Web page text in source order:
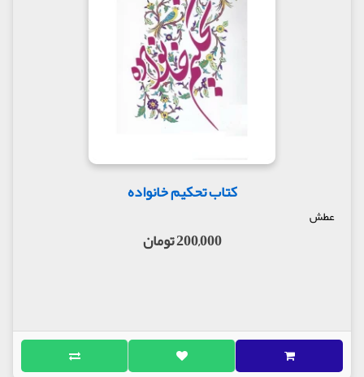
کتاب تحکیم خانواده
عطش
200,000 تومان